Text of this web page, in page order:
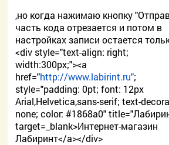
,но когда нажимаю кнопку
часть кода отрезается и потом в
настройках записи остается
<div style="text-align: right;
width:300px;"><a
href="http://www.labirint.ru";
style="padding: 0pt; font: 12px
Arial,Helvetica,sans-serif; text-
none; color: #1868a0"
target=_blank>Интернет-магазин
Лабиринт</a></div>